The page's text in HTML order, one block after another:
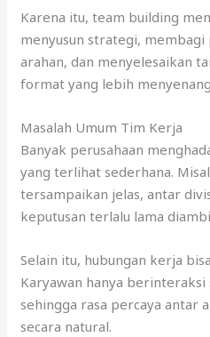
Karena itu, team building
menyusun strategi,
arahan, dan menyelesaikan
format yang lebih
Masalah Umum Tim Kerja
Banyak perusahaan
yang terlihat sederhana.
tersampaikan jelas, antar
keputusan terlalu lama
Selain itu, hubungan kerja
Karyawan hanya berinteraksi
sehingga rasa percaya antar
secara natural.